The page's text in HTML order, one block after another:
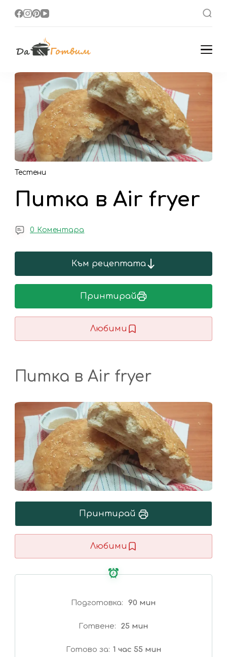
Рецепти
Тестени
Питка в Air fryer
0 Коментара
Към рецептата
Принтирай
Любими
Питка в Air fryer
Принтирай
Любими
Подготовка 90 мин
Готвене 25 мин
Готово за 1 час 55 мин